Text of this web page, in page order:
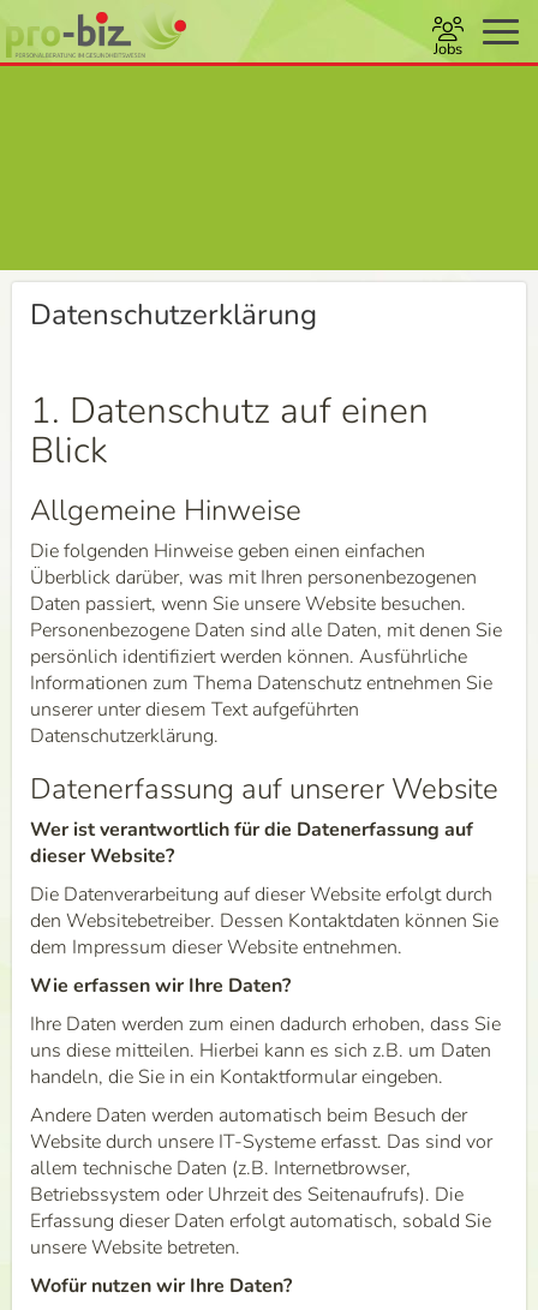
Jobs
Datenschutzerklärung
1. Datenschutz auf einen
Blick
Allgemeine Hinweise
Die folgenden Hinweise geben einen einfachen
Überblick darüber, was mit Ihren personenbezogenen
Daten passiert, wenn Sie unsere Website besuchen.
Personenbezogene Daten sind alle Daten, mit denen Sie
persönlich identifiziert werden können. Ausführliche
Informationen zum Thema Datenschutz entnehmen Sie
unserer unter diesem Text aufgeführten
Datenschutzerklärung.
Datenerfassung auf unserer Website
Wer ist verantwortlich für die Datenerfassung auf
dieser Website?
Die Datenverarbeitung auf dieser Website erfolgt durch
den Websitebetreiber. Dessen Kontaktdaten können Sie
dem Impressum dieser Website entnehmen.
Wie erfassen wir Ihre Daten?
Ihre Daten werden zum einen dadurch erhoben, dass Sie
uns diese mitteilen. Hierbei kann es sich z.B. um Daten
handeln, die Sie in ein Kontaktformular eingeben.
Andere Daten werden automatisch beim Besuch der
Website durch unsere IT-Systeme erfasst. Das sind vor
allem technische Daten (z.B. Internetbrowser,
Betriebssystem oder Uhrzeit des Seitenaufrufs). Die
Erfassung dieser Daten erfolgt automatisch, sobald Sie
unsere Website betreten.
Wofür nutzen wir Ihre Daten?